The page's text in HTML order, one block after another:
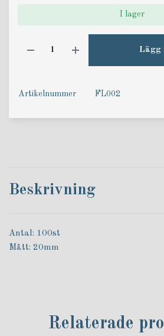
I lager
Lägg
Artikelnummer FL002
Beskrivning
Antal: 100st
Mått: 20mm
Relaterade